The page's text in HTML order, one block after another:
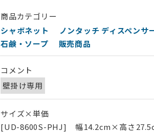
商品カテゴリー
シャボネット
ノンタッチ ディスペンサ
石鹸・ソープ
販売商品
コメント
壁掛け専用
サイズ×単価
[UD-8600S-PHJ] 幅14.2cm×高さ